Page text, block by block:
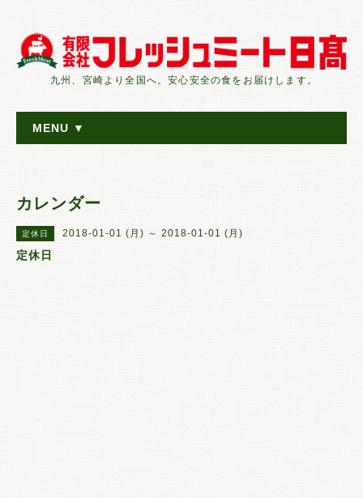
九州、宮崎より全国へ。安心安全の食をお届けします。
MENU ▼
カレンダー
定休日 2018-01-01 (月) ～ 2018-01-01 (月)
定休日